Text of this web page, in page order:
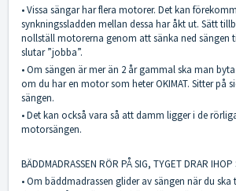
• Vissa sängar har flera motorer. Det kan
synkningssladden mellan dessa har åkt ut. Sätt
nollställ motorerna genom att sänka ned sängen
slutar ”jobba”.
• Om sängen är mer än 2 år gammal ska man
om du har en motor som heter OKIMAT. Sitter på
sängen.
• Det kan också vara så att damm ligger i de
motorsängen.
BÄDDMADRASSEN RÖR PÅ SIG, TYGET DRAR IHOP
• Om bäddmadrassen glider av sängen när du